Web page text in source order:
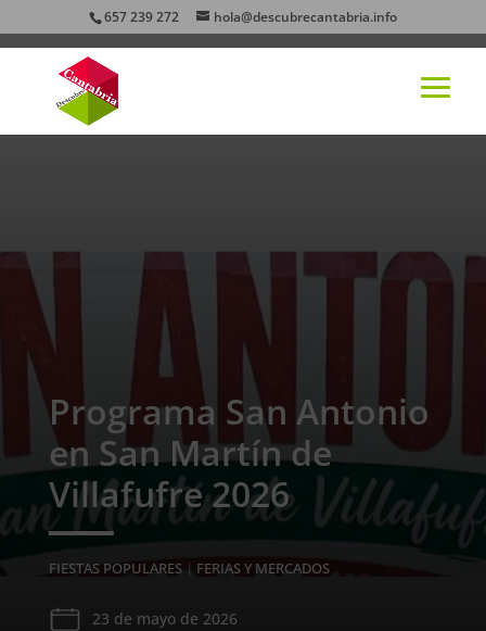
657 239 272 hola@descubrecantabria.info
Programa San Antonio
en San Martín de
Villafufre 2026
FIESTAS POPULARES| FERIAS Y MERCADOS
23 de mayo de 2026